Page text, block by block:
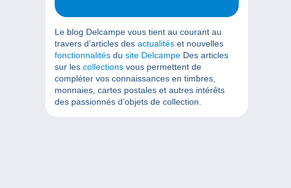
Le blog Delcampe vous tient au courant au
travers d’articles des actualités et nouvelles
fonctionnalités du site Delcampe Des articles
sur les collections vous permettent de
compléter vos connaissances en timbres,
monnaies, cartes postales et autres intérêts
des passionnés d’objets de collection.